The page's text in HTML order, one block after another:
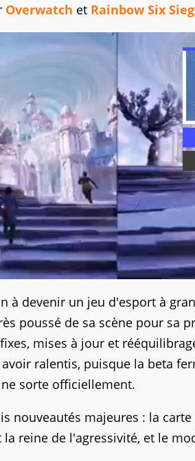
Overwatch et Rainbow Six
à devenir un jeu d'esport à
poussé de sa scène pour sa
mises à jour et
ralentis, puisque la beta
sorte officiellement.
nouveautés majeures : la carte
la reine de l'agressivité, et le